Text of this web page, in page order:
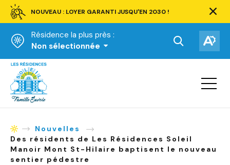
NOUVEAU : LOYER GARANTI JUSQU'EN 2030 !
barre
Résidence la plus près :
Non sélectionnée
Ouvrir
la
recherche.
la
Accueil
Ouvrir
la
AccueilNouvelles
Des résidents de Les Résidences Soleil
Manoir Mont St-Hilaire baptisent le nouveau
sentier pédestre